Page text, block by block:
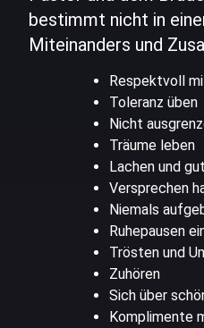
bestimmt nicht in
Miteinanders und
Respektvoll
Toleranz üben
Nicht
Träume leben
Lachen und
Versprechen
Niemals
Ruhepausen
Trösten und
Zuhören
Sich über
Komplimente